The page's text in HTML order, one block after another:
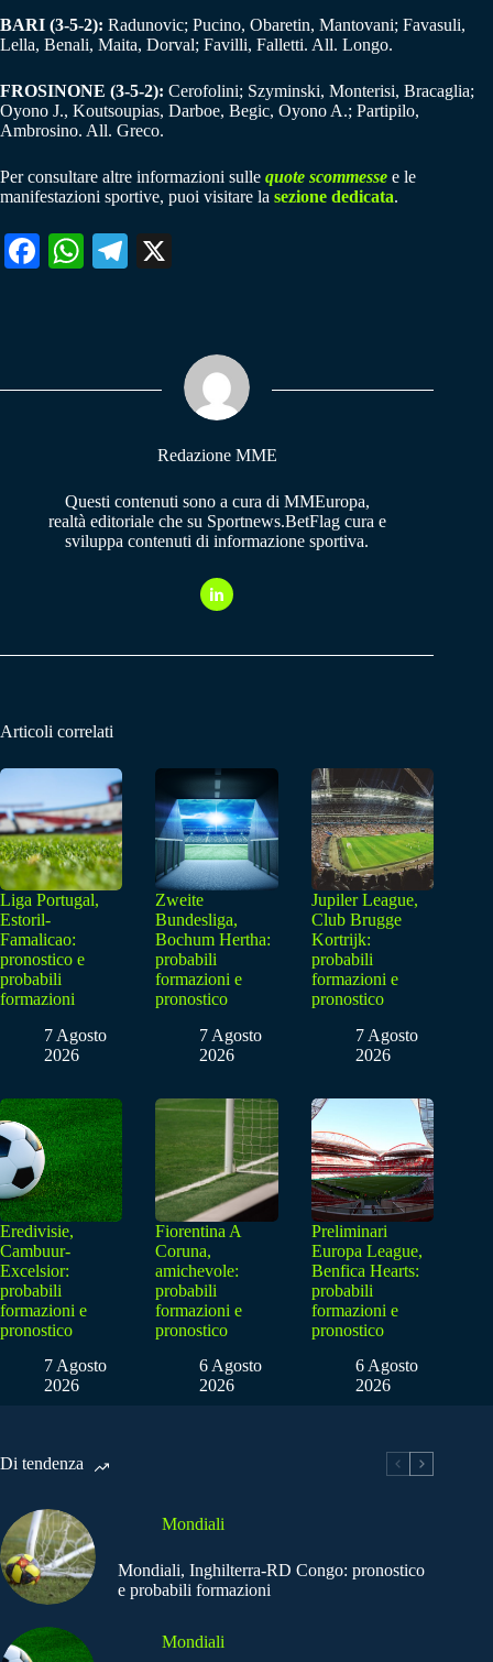
BARI (3-5-2): Radunovic; Pucino, Obaretin, Mantovani; Favasuli,
Lella, Benali, Maita, Dorval; Favilli, Falletti. All. Longo.
FROSINONE (3-5-2): Cerofolini; Szyminski, Monterisi, Bracaglia;
Oyono J., Koutsoupias, Darboe, Begic, Oyono A.; Partipilo,
Ambrosino. All. Greco.
Per consultare altre informazioni sulle quote scommesse e le
manifestazioni sportive, puoi visitare la sezione dedicata.
Fa W
pp
Te
m
Redazione MME
Questi contenuti sono a cura di MMEuropa,
realtà editoriale che su Sportnews.BetFlag cura e
sviluppa contenuti di informazione sportiva.
Articoli correlati
Liga Portugal,
Estoril-
Famalicao:
pronostico e
probabili
formazioni
7 Agosto
2026
Zweite
Bundesliga,
Bochum Hertha:
probabili
formazioni e
pronostico
7 Agosto
2026
Jupiler League,
Club Brugge
Kortrijk:
probabili
formazioni e
pronostico
7 Agosto
2026
Eredivisie,
Cambuur-
Excelsior:
probabili
formazioni e
pronostico
7 Agosto
2026
Fiorentina A
Coruna,
amichevole:
probabili
formazioni e
pronostico
6 Agosto
2026
Preliminari
Europa League,
Benfica Hearts:
probabili
formazioni e
pronostico
6 Agosto
2026
Di tendenza
Mondiali
Mondiali, Inghilterra-RD Congo: pronostico
e probabili formazioni
Mondiali